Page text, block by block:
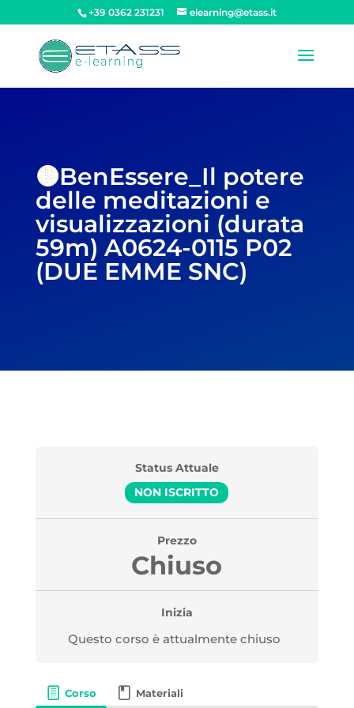
+39 0362 231231 elearning@etass.it
🟠BenEssere_Il potere
delle meditazioni e
visualizzazioni (durata
59m) A0624-0115 P02
(DUE EMME SNC)
Status Attuale
NON ISCRITTO
Prezzo
Chiuso
Inizia
Questo corso è attualmente chiuso
Corso Materiali